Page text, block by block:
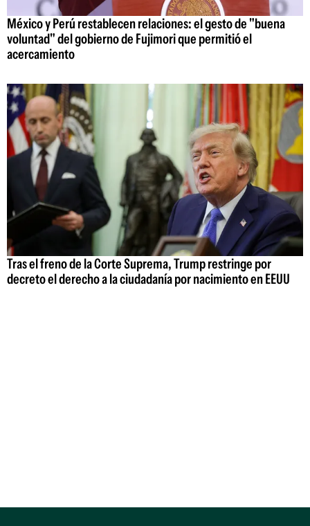
México y Perú restablecen relaciones: el gesto de "buena
voluntad" del gobierno de Fujimori que permitió el
acercamiento
Tras el freno de la Corte Suprema, Trump restringe por
decreto el derecho a la ciudadanía por nacimiento en EEUU